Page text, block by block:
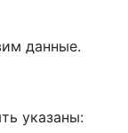
данные.
указаны: